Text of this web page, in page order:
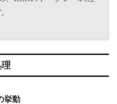
挙動